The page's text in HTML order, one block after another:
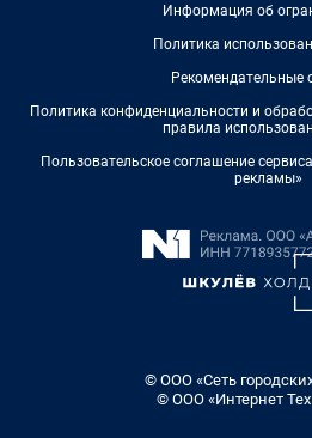
Информация об
Политика
Рекомендательные
Политика конфиденциальности и
правила
Пользовательское соглашение
рекламы»
© ООО «Сеть
© ООО «Интернет